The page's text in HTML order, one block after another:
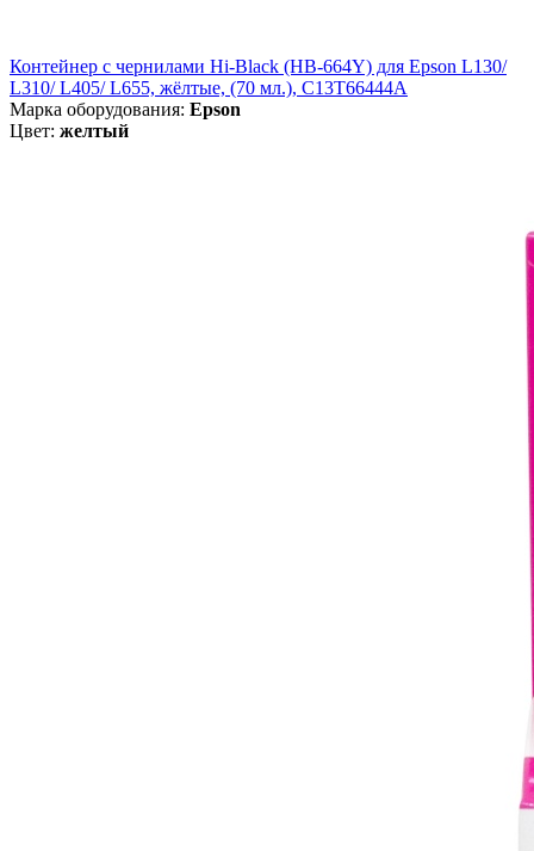
Контейнер с чернилами Hi-Black (HB-664Y) для Epson L130/
L310/ L405/ L655, жёлтые, (70 мл.), C13T66444A
Марка оборудования: Epson
Цвет: желтый